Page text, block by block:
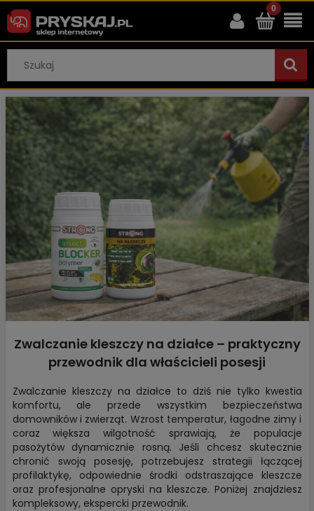
Zwalczanie kleszczy na działce – praktyczny
przewodnik dla właścicieli posesji
Zwalczanie kleszczy na działce to dziś nie tylko kwestia
komfortu, ale przede wszystkim bezpieczeństwa
domowników i zwierząt. Wzrost temperatur, łagodne zimy i
coraz większa wilgotność sprawiają, że populacje
pasożytów dynamicznie rosną. Jeśli chcesz skutecznie
chronić swoją posesję, potrzebujesz strategii łączącej
profilaktykę, odpowiednie środki odstraszające kleszcze
oraz profesjonalne opryski na kleszcze. Poniżej znajdziesz
kompleksowy, ekspercki przewodnik.